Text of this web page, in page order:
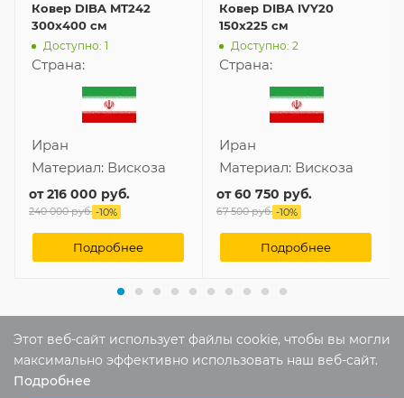
Ковер DIBA MT242
300x400 см
Доступно: 1
Страна:
Иран
Материал: Вискоза
от216 000 руб.
240 000 руб. -10%
Подробнее
Ковер DIBA IVY20
150x225 см
Доступно: 2
Страна:
Иран
Материал: Вискоза
от60 750 руб.
67 500 руб. -10%
Подробнее
Отзывы
Оставить отзыв
Этот веб-сайт использует файлы cookie, чтобы вы могли
максимально эффективно использовать наш веб-сайт.
Подробнее